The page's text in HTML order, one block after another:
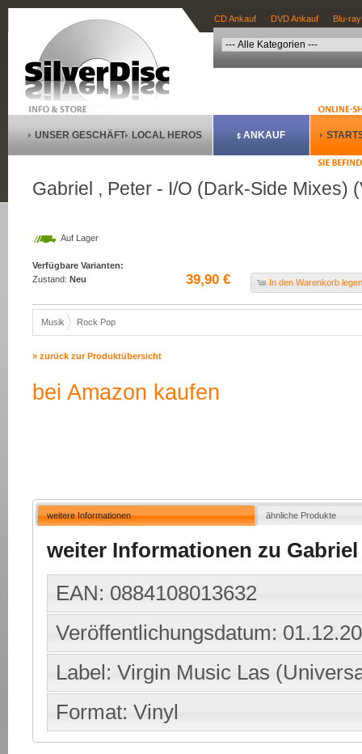
CD Ankauf DVD Ankauf Blu-
UNSER GESCHÄFT LOCAL HEROS ANKAUF
Gabriel , Peter - I/O (Dark-Side Mixes)
Auf Lager
Verfügbare Varianten:
Zustand: Neu 39,90 € In den Warenkorb
Musik Rock Pop
» zurück zur Produktübersicht
bei Amazon kaufen
weitere Informationen ähnliche Produkte
weiter Informationen zu
EAN: 0884108013632
Veröffentlichungsdatum:
Label: ‎Virgin Music Las
Format: Vinyl